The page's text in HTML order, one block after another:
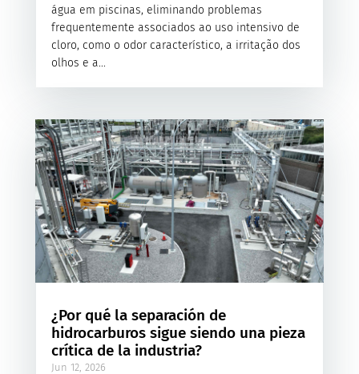
água em piscinas, eliminando problemas
frequentemente associados ao uso intensivo de
cloro, como o odor característico, a irritação dos
olhos e a...
¿Por qué la separación de
hidrocarburos sigue siendo una pieza
crítica de la industria?
Jun 12, 2026